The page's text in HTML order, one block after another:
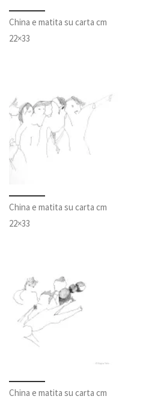
China e matita su carta cm
22×33
China e matita su carta cm
22×33
China e matita su carta cm